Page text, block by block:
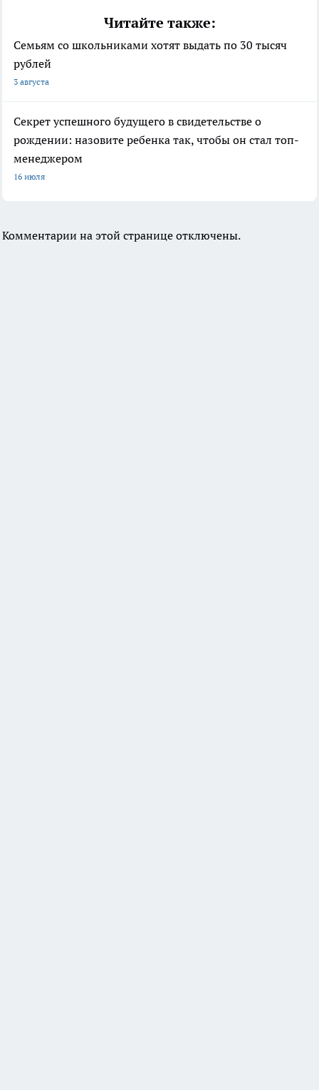
Читайте также:
Семьям со школьниками хотят выдать по 30 тысяч
рублей
3 августа
Секрет успешного будущего в свидетельстве о
рождении: назовите ребенка так, чтобы он стал топ-
менеджером
16 июля
Комментарии на этой странице отключены.